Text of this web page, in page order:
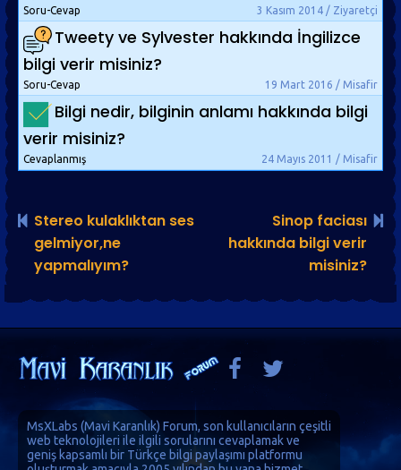
3 Kasım 2014 / Ziyaretçi
Soru-Cevap
Tweety ve Sylvester hakkında İngilizce
bilgi verir misiniz?
19 Mart 2016 / Misafir
Soru-Cevap
Bilgi nedir, bilginin anlamı hakkında bilgi
verir misiniz?
24 Mayıs 2011 / Misafir
Cevaplanmış
Stereo kulaklıktan ses
gelmiyor,ne
yapmalıyım?
Sinop faciası
hakkında bilgi verir
misiniz?
MsXLabs (Mavi Karanlık) Forum, son kullanıcıların çeşitli
web teknolojileri ile ilgili sorularını cevaplamak ve
geniş kapsamlı bir Türkçe bilgi paylaşımı platformu